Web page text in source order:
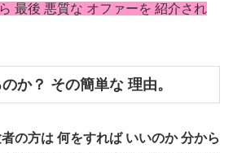
最後 悪質な オファーを 紹介され
か？ その簡単な 理由。
の方は 何をすれば いいのか 分から